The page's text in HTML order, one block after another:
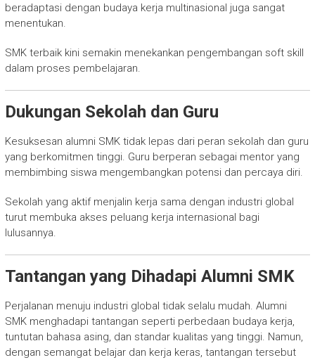
beradaptasi dengan budaya kerja multinasional juga sangat
menentukan.
SMK terbaik kini semakin menekankan pengembangan soft skill
dalam proses pembelajaran.
Dukungan Sekolah dan Guru
Kesuksesan alumni SMK tidak lepas dari peran sekolah dan guru
yang berkomitmen tinggi. Guru berperan sebagai mentor yang
membimbing siswa mengembangkan potensi dan percaya diri.
Sekolah yang aktif menjalin kerja sama dengan industri global
turut membuka akses peluang kerja internasional bagi
lulusannya.
Tantangan yang Dihadapi Alumni SMK
Perjalanan menuju industri global tidak selalu mudah. Alumni
SMK menghadapi tantangan seperti perbedaan budaya kerja,
tuntutan bahasa asing, dan standar kualitas yang tinggi. Namun,
dengan semangat belajar dan kerja keras, tantangan tersebut